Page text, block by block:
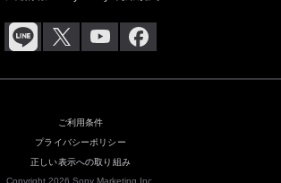
ご利用条件
プライバシーポリシー
正しい表示への取り組み
Copyright 2026 Sony Marketing Inc.